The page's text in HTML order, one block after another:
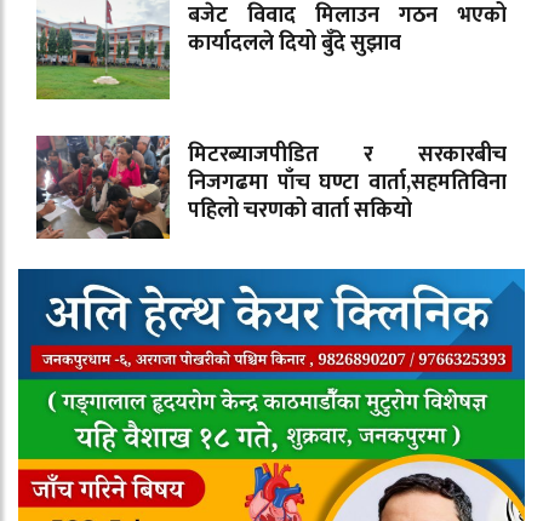
बजेट विवाद मिलाउन गठन भएको
कार्यादलले दियो बुँदे सुझाव
मिटरब्याजपीडित र सरकारबीच
निजगढमा पाँच घण्टा वार्ता,सहमतिविना
पहिलो चरणको वार्ता सकियो